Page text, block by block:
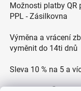
Možnosti platby QR
PPL - Zásilkovna
Výměna a vrácení
vyměnit do 14ti dnů
Sleva 10 % na 5 a